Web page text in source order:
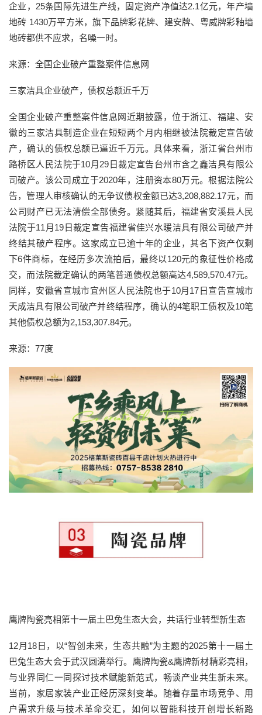
企业，25条国际先进生产线，固定资产净值达2.1亿元，年产墙
地砖 1430万平方米，旗下品牌彩花牌、建安牌、粤威牌彩釉墙
地砖都供不应求，名噪一时。
来源：全国企业破产重整案件信息网
三家洁具企业破产，债权总额近千万
全国企业破产重整案件信息网近期披露，位于浙江、福建、安
徽的三家洁具制造企业在短短两个月内相继被法院裁定宣告破
产，确认的债权总额已逼近千万元。具体来看，浙江省台州市
路桥区人民法院于10月29日裁定宣告台州市含之鑫洁具有限公
司破产。该公司成立于2020年，注册资本80万元。根据法院公
告，管理人审核确认的无争议债权金额已达3,208,882.17元，而
公司财产已无法清偿全部债务。紧随其后，福建省安溪县人民
法院于11月19日裁定宣告福建省佳兴水暖洁具有限公司破产并
终结其破产程序。这家成立已逾十年的企业，其名下资产仅剩
下6件商标，在经历多次流拍后，最终以120元的象征性价格成
交，而法院裁定确认的两笔普通债权总额高达4,589,570.47元。
同样，安徽省宣城市宜州区人民法院也于10月17日宣告宣城市
天成洁具有限公司破产并终结程序，确认的4笔职工债权及10笔
其他债权总额为2,153,307.84元。
来源：77度
鹰牌陶瓷亮相第十一届土巴兔生态大会，共话行业转型新生态
12月18日，以“智创未来，生态共融”为主题的2025第十一届土
巴兔生态大会于武汉圆满举行。鹰牌陶瓷&鹰牌新材精彩亮相，
与业界同仁一同探讨技术赋能新范式，畅谈产业共生新未来。
当前，家居家装产业正经历深刻变革。随着存量市场竞争、用
户需求升级与技术革命交汇，如何以智能科技开创增长新路